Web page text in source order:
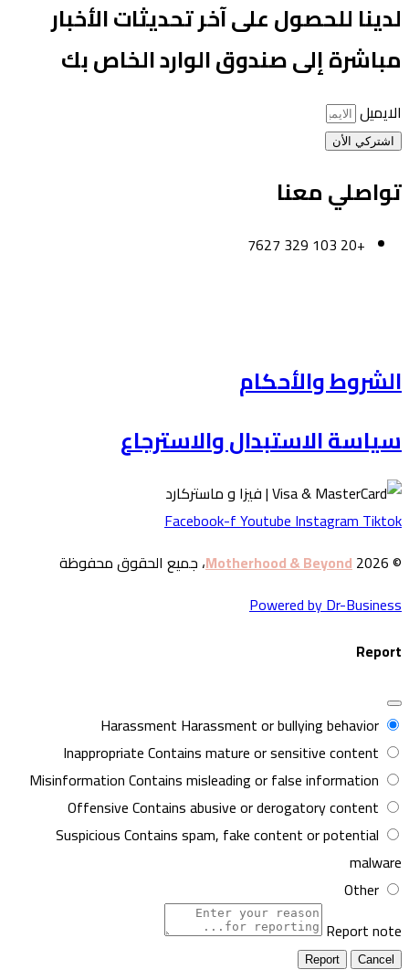
للحصول على آخر تحديثات الأخبار
إلى صندوق الوارد الخاص بك
اشتركي الأن
معنا
والأحكام
الاستبدال والاسترجاع
Facebook-fYoutubeInstagram
©
Motherhood & Beyond، جميع الحقوق محفوظة
Powered by Dr-
HarassmentHarassment or bullying behavior
InappropriateContains mature or sensitive content
MisinformationContains misleading or false information
OffensiveContains abusive or derogatory content
SuspiciousContains spam, fake content or potential
Other
Report
Report